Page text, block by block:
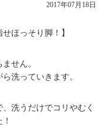
2017年07月18日
ほっそり脚！】
せん。
洗っていきます。
洗うだけでコリやむく